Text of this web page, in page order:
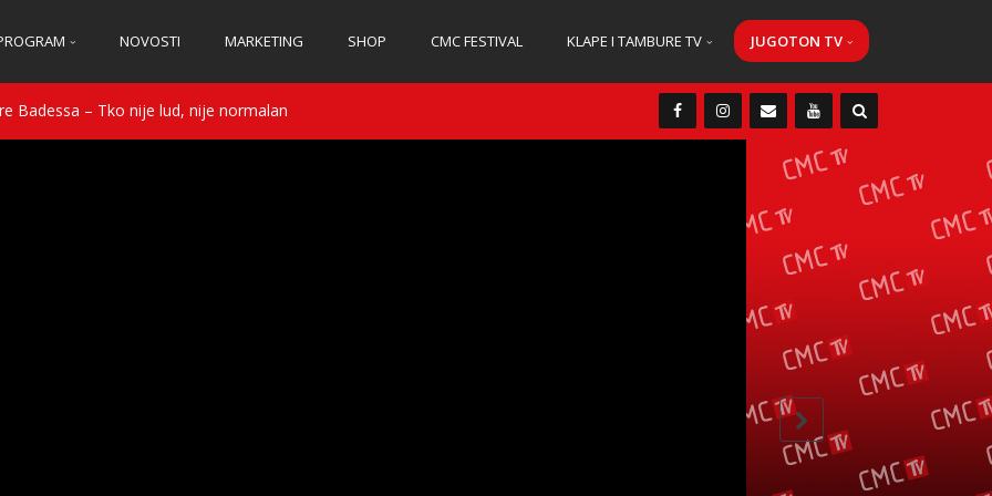
NOVOSTI MARKETING SHOP CMC FESTIVAL KLAPE I TAMBURE TV JUGOTON TV
Badessa – Tko nije lud, nije normalan